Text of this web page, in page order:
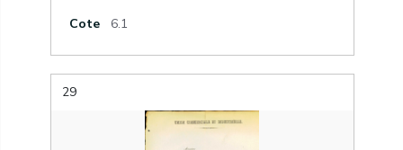
Cote
6.1
29